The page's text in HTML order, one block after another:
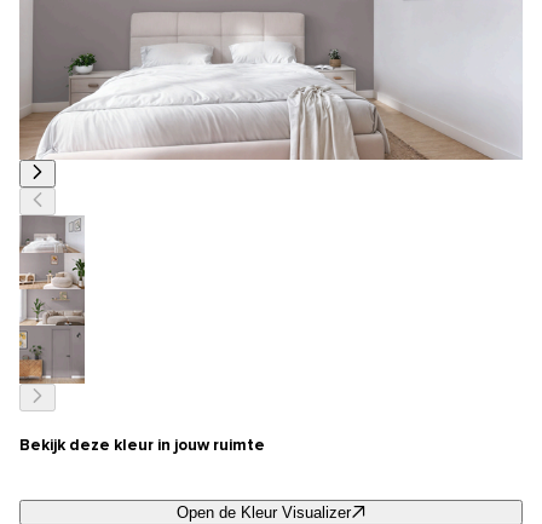
Bekijk deze kleur in jouw ruimte
Open de Kleur Visualizer